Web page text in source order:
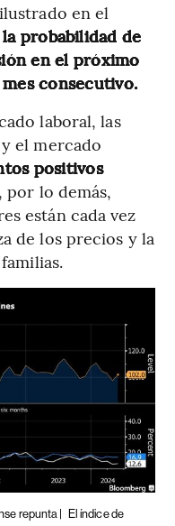
en el
la probabilidad de
en el próximo
consecutivo.
laboral, las
el mercado
positivos
lo demás,
están cada vez
de los precios y la
repunta | El índice de